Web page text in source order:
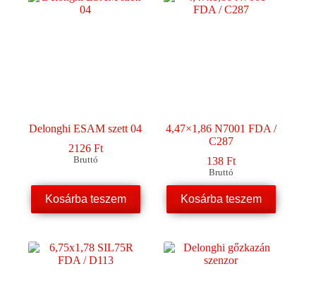
Delonghi ESAM szett 04
2126 Ft
Bruttó
Kosárba teszem
4,47×1,86 N7001 FDA /
C287
138 Ft
Bruttó
Kosárba teszem